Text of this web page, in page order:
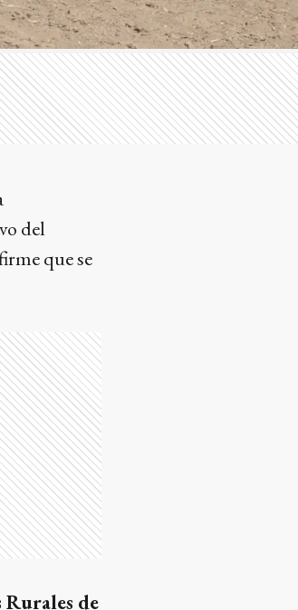
del
que se
Rurales de